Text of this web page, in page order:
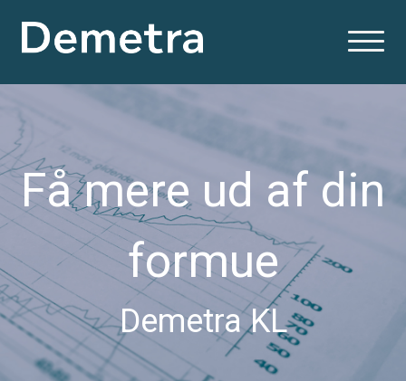
Få mere ud af din
formue
Demetra KL